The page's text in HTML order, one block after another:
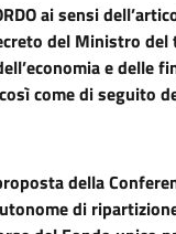
ai sensi
del Ministro
e delle
come di seguito
della
di